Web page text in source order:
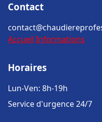
Contact
Accueil Informations
Horaires
Lun-Ven: 8h-19h
Service d'urgence 24/7